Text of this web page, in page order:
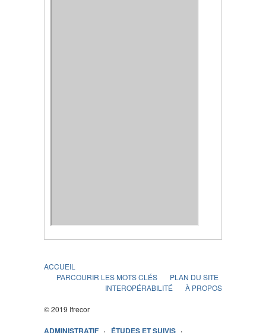
ACCUEIL
PARCOURIR LES MOTS CLÉS
PLAN DU SITE
INTEROPÉRABILITÉ
À PROPOS
© 2019 Ifrecor
ADMINISTRATIF ÉTUDES ET SUIVIS